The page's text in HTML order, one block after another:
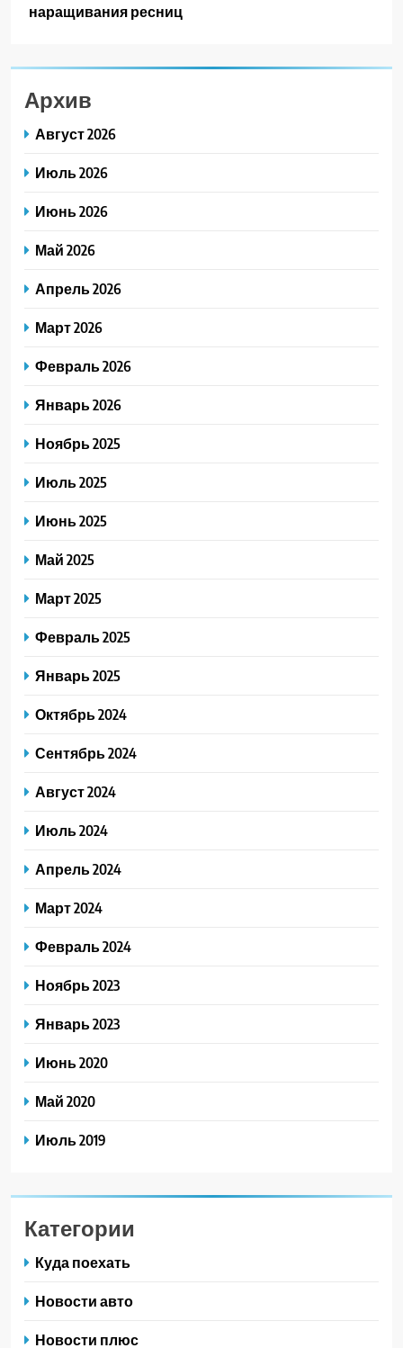
наращивания ресниц
Архив
Август 2026
Июль 2026
Июнь 2026
Май 2026
Апрель 2026
Март 2026
Февраль 2026
Январь 2026
Ноябрь 2025
Июль 2025
Июнь 2025
Май 2025
Март 2025
Февраль 2025
Январь 2025
Октябрь 2024
Сентябрь 2024
Август 2024
Июль 2024
Апрель 2024
Март 2024
Февраль 2024
Ноябрь 2023
Январь 2023
Июнь 2020
Май 2020
Июль 2019
Категории
Куда поехать
Новости авто
Новости плюс